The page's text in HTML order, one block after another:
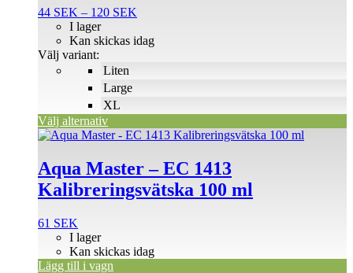
44 SEK – 120 SEK
till
Liten
Large
XL
I lager
Kan skickas idag
Välj variant:
Välj alternativ
varianter.
olika
alternativen
produktsidan
Aqua Master – EC 1413
Kalibreringsvätska 100 ml
61 SEK
I lager
Kan skickas idag
Lägg till i vagn